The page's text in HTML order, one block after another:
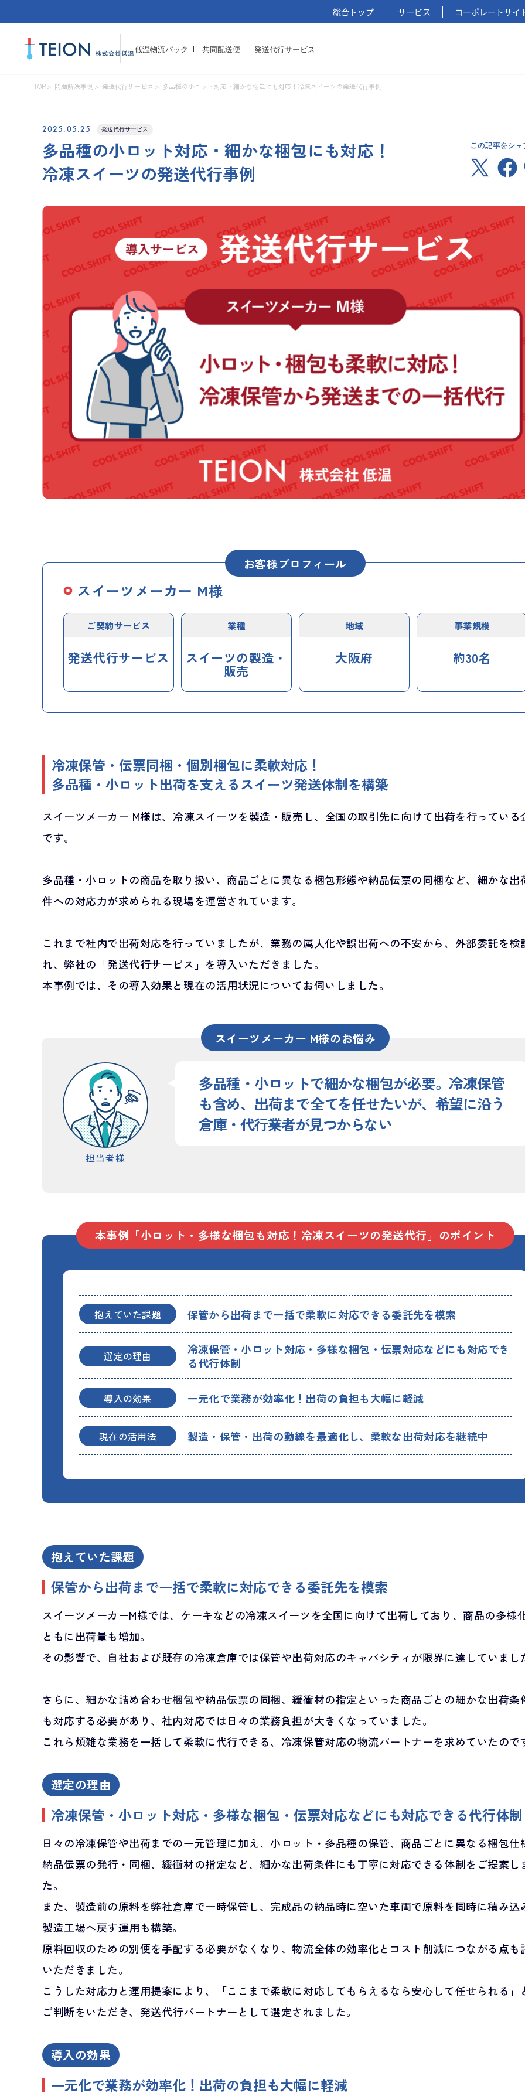
総合トップ サービス コーポレートサイ
低温物流パック 共同配送便 発送代行サービス
TOP 問題解決事例 発送代行サービス 多品種の小ロット対応・細かな梱包にも対応！冷凍スイーツの発送代行事例
2025.05.25 発送代行サービス
多品種の小ロット対応・細かな梱包にも対応！
冷凍スイーツの発送代行事例
この記事をシェ
お客様プロフィール
スイーツメーカー M様
ご契約サービス
発送代行サービス
業種
スイーツの製造・
販売
地域
大阪府
事業規模
約30名
冷凍保管・伝票同梱・個別梱包に柔軟対応！
多品種・小ロット出荷を支えるスイーツ発送体制を構築
スイーツメーカー M様は、冷凍スイーツを製造・販売し、全国の取引先に向けて出荷を行っている
です。
多品種・小ロットの商品を取り扱い、商品ごとに異なる梱包形態や納品伝票の同梱など、細かな出
件への対応力が求められる現場を運営されています。
これまで社内で出荷対応を行っていましたが、業務の属人化や誤出荷への不安から、外部委託を検
れ、弊社の「発送代行サービス」を導入いただきました。
本事例では、その導入効果と現在の活用状況についてお伺いしました。
スイーツメーカー M様のお悩み
担当者様
多品種・小ロットで細かな梱包が必要。冷凍保管
も含め、出荷まで全てを任せたいが、希望に沿う
倉庫・代行業者が見つからない
本事例「小ロット・多様な梱包も対応！冷凍スイーツの発送代行」のポイント
抱えていた課題 保管から出荷まで一括で柔軟に対応できる委託先を模索
選定の理由
冷凍保管・小ロット対応・多様な梱包・伝票対応などにも対応でき
る代行体制
導入の効果 一元化で業務が効率化！出荷の負担も大幅に軽減
現在の活用法 製造・保管・出荷の動線を最適化し、柔軟な出荷対応を継続中
抱えていた課題
保管から出荷まで一括で柔軟に対応できる委託先を模索
スイーツメーカーM様では、ケーキなどの冷凍スイーツを全国に向けて出荷しており、商品の多様
ともに出荷量も増加。
その影響で、自社および既存の冷凍倉庫では保管や出荷対応のキャパシティが限界に達していまし
さらに、細かな詰め合わせ梱包や納品伝票の同梱、緩衝材の指定といった商品ごとの細かな出荷条
も対応する必要があり、社内対応では日々の業務負担が大きくなっていました。
これら煩雑な業務を一括して柔軟に代行できる、冷凍保管対応の物流パートナーを求めていたので
選定の理由
冷凍保管・小ロット対応・多様な梱包・伝票対応などにも対応できる代行体制
日々の冷凍保管や出荷までの一元管理に加え、小ロット・多品種の保管、商品ごとに異なる梱包仕
納品伝票の発行・同梱、緩衝材の指定など、細かな出荷条件にも丁寧に対応できる体制をご提案し
た。
また、製造前の原料を弊社倉庫で一時保管し、完成品の納品時に空いた車両で原料を同時に積み込
製造工場へ戻す運用も構築。
原料回収のための別便を手配する必要がなくなり、物流全体の効率化とコスト削減につながる点も
いただきました。
こうした対応力と運用提案により、「ここまで柔軟に対応してもらえるなら安心して任せられる」
ご判断をいただき、発送代行パートナーとして選定されました。
導入の効果
一元化で業務が効率化！出荷の負担も大幅に軽減